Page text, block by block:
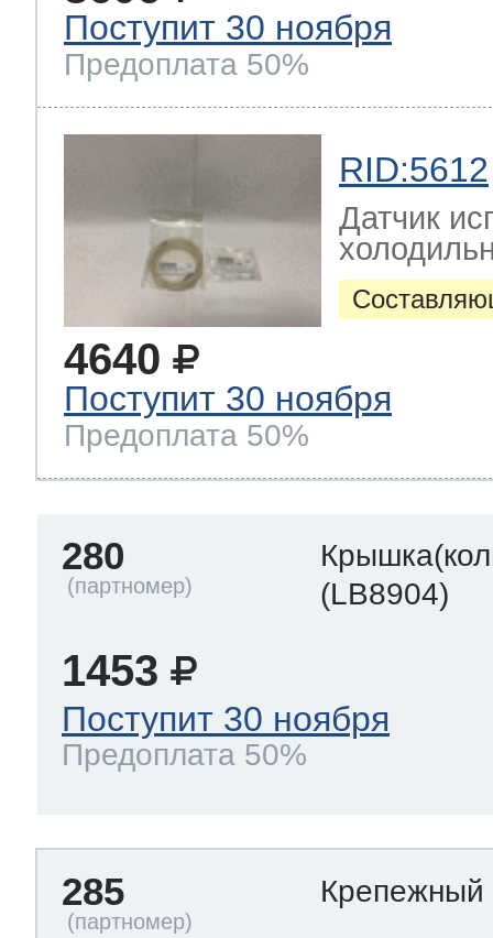
Поступит 30 ноября
Предоплата 50%
RID:5612
Датчик
4640
Поступит 30 ноября
Предоплата 50%
280
(LB8904)
1453
Поступит 30 ноября
Предоплата 50%
285